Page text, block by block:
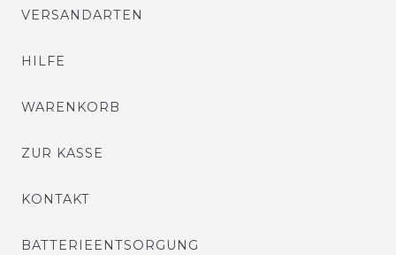
VERSANDARTEN
HILFE
WARENKORB
ZUR KASSE
KONTAKT
BATTERIEENTSORGUNG